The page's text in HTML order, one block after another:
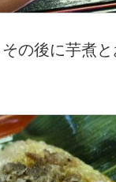
の後に芋煮